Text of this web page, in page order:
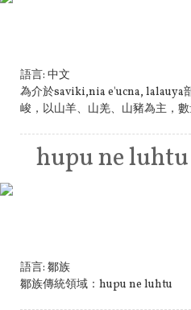
語言: 中文
為介於saviki,nia e'ucna, lalauya
峻，以山羊、山羌、山豬為主，數
hupu ne luhtu
語言: 鄒族
鄒族傳統領域：hupu ne luhtu